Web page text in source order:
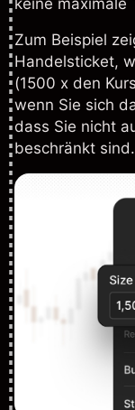
keine maximale
Zum Beispiel
Handelsticket,
(1500 x den
wenn Sie sich
dass Sie nicht
beschränkt sind.